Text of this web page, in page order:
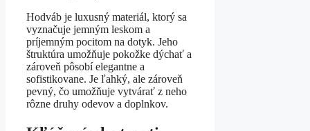
Hodváb je luxusný materiál, ktorý sa
vyznačuje jemným leskom a
príjemným pocitom na dotyk. Jeho
štruktúra umožňuje pokožke dýchať a
zároveň pôsobí elegantne a
sofistikovane. Je ľahký, ale zároveň
pevný, čo umožňuje vytvárať z neho
rôzne druhy odevov a doplnkov.